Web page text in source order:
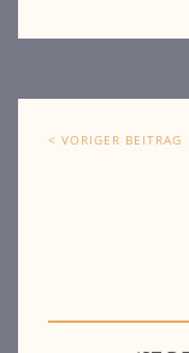
< VORIGER BEITRAG